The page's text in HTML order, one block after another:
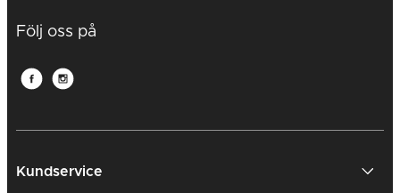
Följ oss på
Kundservice